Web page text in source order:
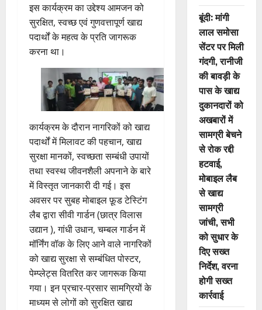
इस कार्यक्रम का उद्देश्य आमजन को
सुरक्षित, स्वच्छ एवं गुणवत्तापूर्ण खाद्य
पदार्थों के महत्व के प्रति जागरूक
करना था।
कार्यक्रम के दौरान नागरिकों को खाद्य
पदार्थों में मिलावट की पहचान, खाद्य
सुरक्षा मानकों, स्वच्छता सम्बंधी उपायों
तथा स्वस्थ जीवनशैली अपनाने के बारे
में विस्तृत जानकारी दी गई। इस
अवसर पर सुबह मोबाइल फ़ूड टेस्टिंग
लैब द्वारा सीवी गार्डन (छात्र विलास
उद्यान ), गांधी उधान, चम्बल गार्डन में
मॉर्निंग वॉक के लिए आने वाले नागरिकों
को खाद्य सुरक्षा से सम्बंधित पोस्टर,
पेम्प्लेट्स वितरित कर जागरूक किया
गया। इन प्रचार-प्रसार सामग्रियों के
माध्यम से लोगों को सुरक्षित खाद्य
बूंदी: मांगी
लाल समोसा
सेंटर पर मिली
गंदगी, रानीजी
की बावड़ी के
पास के खाद्य
दुकानदारों को
अखबारों में
सामग्री बेचने
से रोक रद्दी
हटवाई,
मोबाइल लैब
से खाद्य
सामग्री
जांची, सभी
को सुधार के
दिए सख्त
निर्देश, वरना
होगी सख्त
कार्रवाई